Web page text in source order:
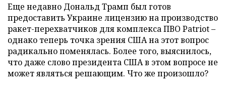
Еще недавно Дональд Трамп был готов
предоставить Украине лицензию на производство
ракет-перехватчиков для комплекса ПВО Patriot –
однако теперь точка зрения США на этот вопрос
радикально поменялась. Более того, выяснилось,
что даже слово президента США в этом вопросе не
может являться решающим. Что же произошло?